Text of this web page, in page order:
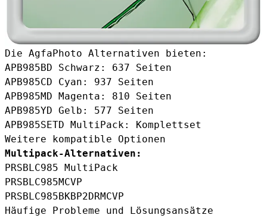
Die AgfaPhoto Alternativen bieten:
APB985BD Schwarz : 637 Seiten
APB985CD Cyan : 937 Seiten
APB985MD Magenta : 810 Seiten
APB985YD Gelb : 577 Seiten
APB985SETD MultiPack: Komplettset
Weitere kompatible Optionen
Multipack-Alternativen:
PRSBLC985 MultiPack
PRSBLC985MCVP
PRSBLC985BKBP2DRMCVP
Häufige Probleme und Lösungsansätze